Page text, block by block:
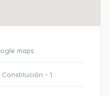
maps
Constitución - 1